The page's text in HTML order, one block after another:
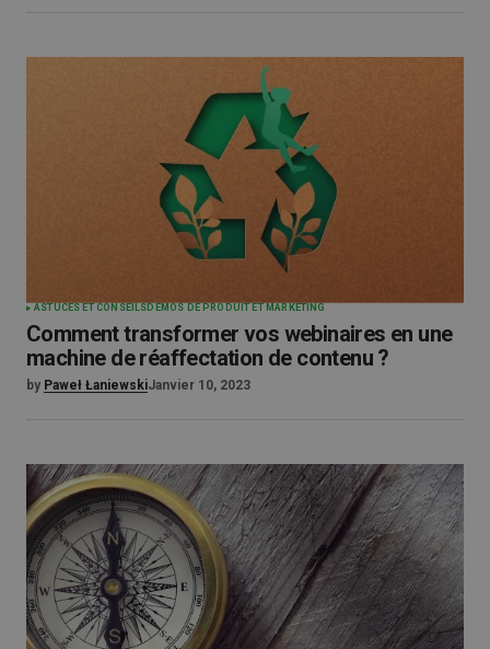
ASTUCES ET CONSEILS DÉMOS DE PRODUIT ET MARKETING
Comment transformer vos webinaires en une
machine de réaffectation de contenu ?
by Paweł ŁaniewskiJanvier 10, 2023